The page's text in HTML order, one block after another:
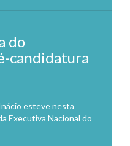
do
candidatura
esteve nesta
Executiva Nacional do